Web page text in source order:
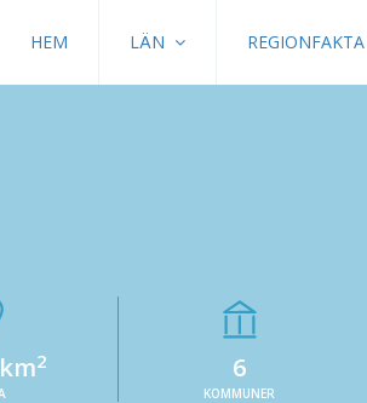
HEM LÄN REGIONFAKTA
2 6
KOMMUNER